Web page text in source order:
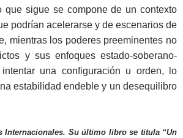
que sigue se compone de un contexto
podrían acelerarse y de escenarios de
mientras los poderes preeminentes no
y sus enfoques estado-soberano-
una configuración u orden, lo
estabilidad endeble y un desequilibro
Internacionales. Su último libro se titula “Un